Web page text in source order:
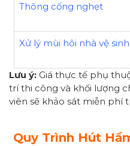
Thông cống nghẹt
Xử lý mùi hôi nhà vệ sinh
Lưu ý: Giá thực tế phụ
trí thi công và khối lượng
viên sẽ khảo sát miễn phí
Quy Trình Hút